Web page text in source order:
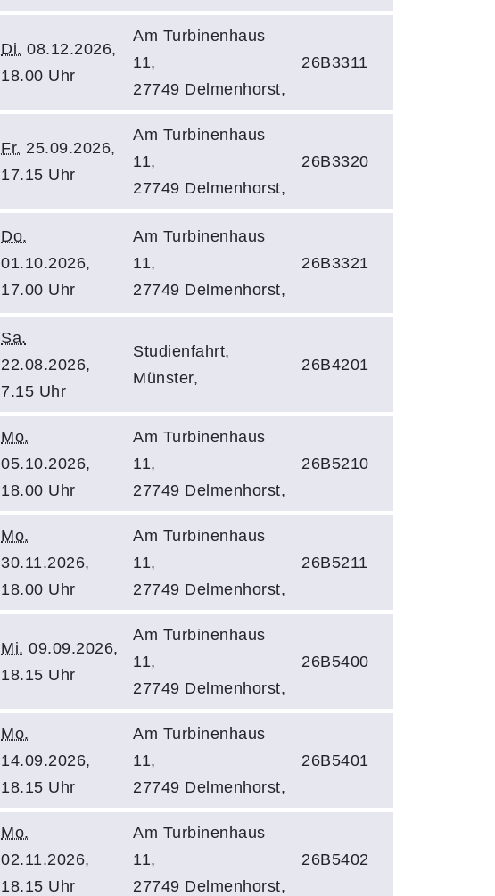
Di. 08.12.2026,
18.00 Uhr
Am Turbinenhaus
11,
27749 Delmenhorst,
26B3311
Fr. 25.09.2026,
17.15 Uhr
Am Turbinenhaus
11,
27749 Delmenhorst,
26B3320
Do.
01.10.2026,
17.00 Uhr
Am Turbinenhaus
11,
27749 Delmenhorst,
26B3321
Sa.
22.08.2026,
7.15 Uhr
Studienfahrt,
Münster,
26B4201
Mo.
05.10.2026,
18.00 Uhr
Am Turbinenhaus
11,
27749 Delmenhorst,
26B5210
Mo.
30.11.2026,
18.00 Uhr
Am Turbinenhaus
11,
27749 Delmenhorst,
26B5211
Mi. 09.09.2026,
18.15 Uhr
Am Turbinenhaus
11,
27749 Delmenhorst,
26B5400
Mo.
14.09.2026,
18.15 Uhr
Am Turbinenhaus
11,
27749 Delmenhorst,
26B5401
Mo.
02.11.2026,
18.15 Uhr
Am Turbinenhaus
11,
27749 Delmenhorst,
26B5402